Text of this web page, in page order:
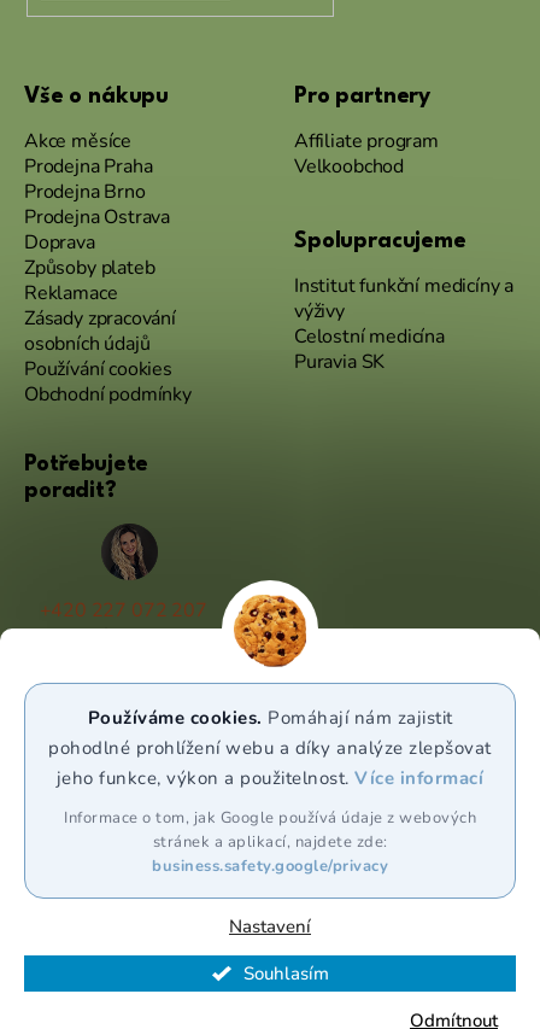
Používáme cookies. Pomáhají nám zajistit
pohodlné prohlížení webu a díky analýze zlepšovat
jeho funkce, výkon a použitelnost.Více informací
Informace o tom, jak Google používá údaje z webových
stránek a aplikací, najdete zde:
business.safety.google/privacy
Nastavení
Odmítnout
Souhlasím
Vše o nákupu
Akce měsíce
Prodejna Praha
Prodejna Brno
Prodejna Ostrava
Doprava
Způsoby plateb
Reklamace
Zásady zpracování
osobních údajů
Používání cookies
Obchodní podmínky
Pro partnery
Affiliate program
Velkoobchod
Spolupracujeme
Institut funkční medicíny a
výživy
Celostní medicína
Puravia SK
Potřebujete
poradit?
+420 227 072 207
(Po - Pá 9:00 - 17:00)
WhatsApp
Vytvořil Shoptet Premium